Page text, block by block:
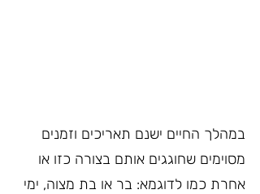
במהלך החיים ישנם תאריכים וזמנים
מסוימים שחוגגים אותם בצורה כזו או
אחרת כמו לדוגמא: בר או בת מצוה, ימי